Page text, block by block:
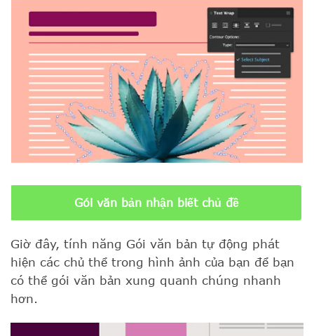
Gói văn bản nhận biết chủ đề
Giờ đây, tính năng Gói văn bản tự động phát
hiện các chủ thể trong hình ảnh của bạn để bạn
có thể gói văn bản xung quanh chúng nhanh
hơn.